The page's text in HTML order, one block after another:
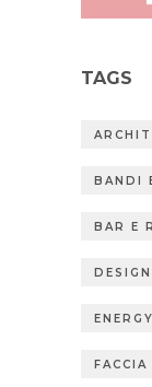
TAGS
BANDI
BAR E
DESIGN
FACCIA